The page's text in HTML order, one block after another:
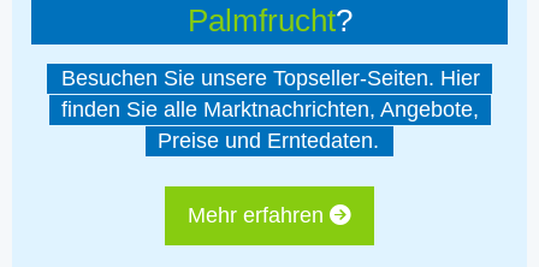
Palmfrucht?
Besuchen Sie unsere Topseller-Seiten. Hier
finden Sie alle Marktnachrichten, Angebote,
Preise und Erntedaten.
Mehr erfahren